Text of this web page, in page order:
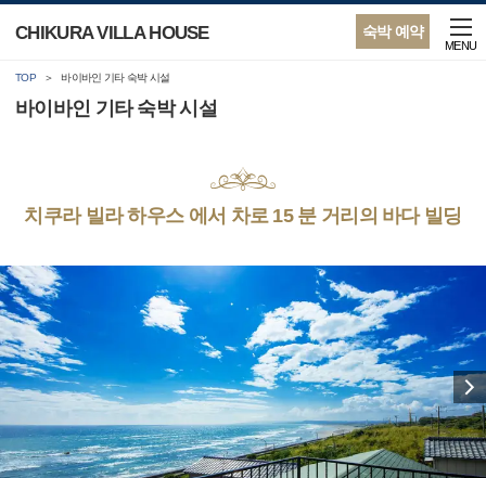
숙박 예약
CHIKURA VILLA HOUSE
MENU
TOP 바이바인 기타 숙박 시설
바이바인 기타 숙박 시설
치쿠라 빌라 하우스 에서 차로 15 분 거리의 바다 빌딩